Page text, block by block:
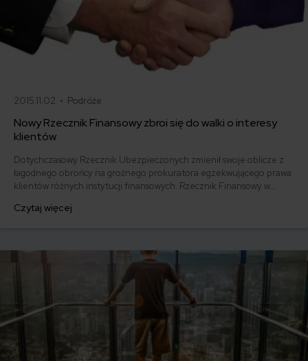
2015.11.02 • Podróże
Nowy Rzecznik Finansowy zbroi się do walki o interesy
klientów
Dotychczasowy Rzecznik Ubezpieczonych zmienił swoje oblicze z
łagodnego obrońcy na groźnego prokuratora egzekwującego prawa
klientów różnych instytucji finansowych. Rzecznik Finansowy w
nowe narzędzia karania opieszałych instytucji.
Czytaj więcej